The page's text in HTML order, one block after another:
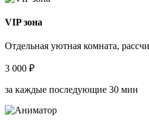
VIP зона
Отдельная уютная комната,
3 000 ₽
за каждые последующие 30 мин